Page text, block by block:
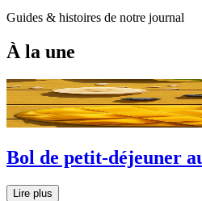
Guides & histoires de notre journal
À la une
Bol de petit-déjeuner
Lire plus